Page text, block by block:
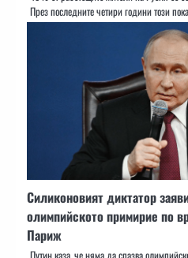
През последните четири години този
Силиконовият диктатор
олимпийското примирие по
Париж
Путин каза, че няма да спазва